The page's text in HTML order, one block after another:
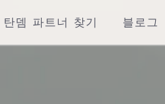
탄뎀 파트너 찾기 블로그